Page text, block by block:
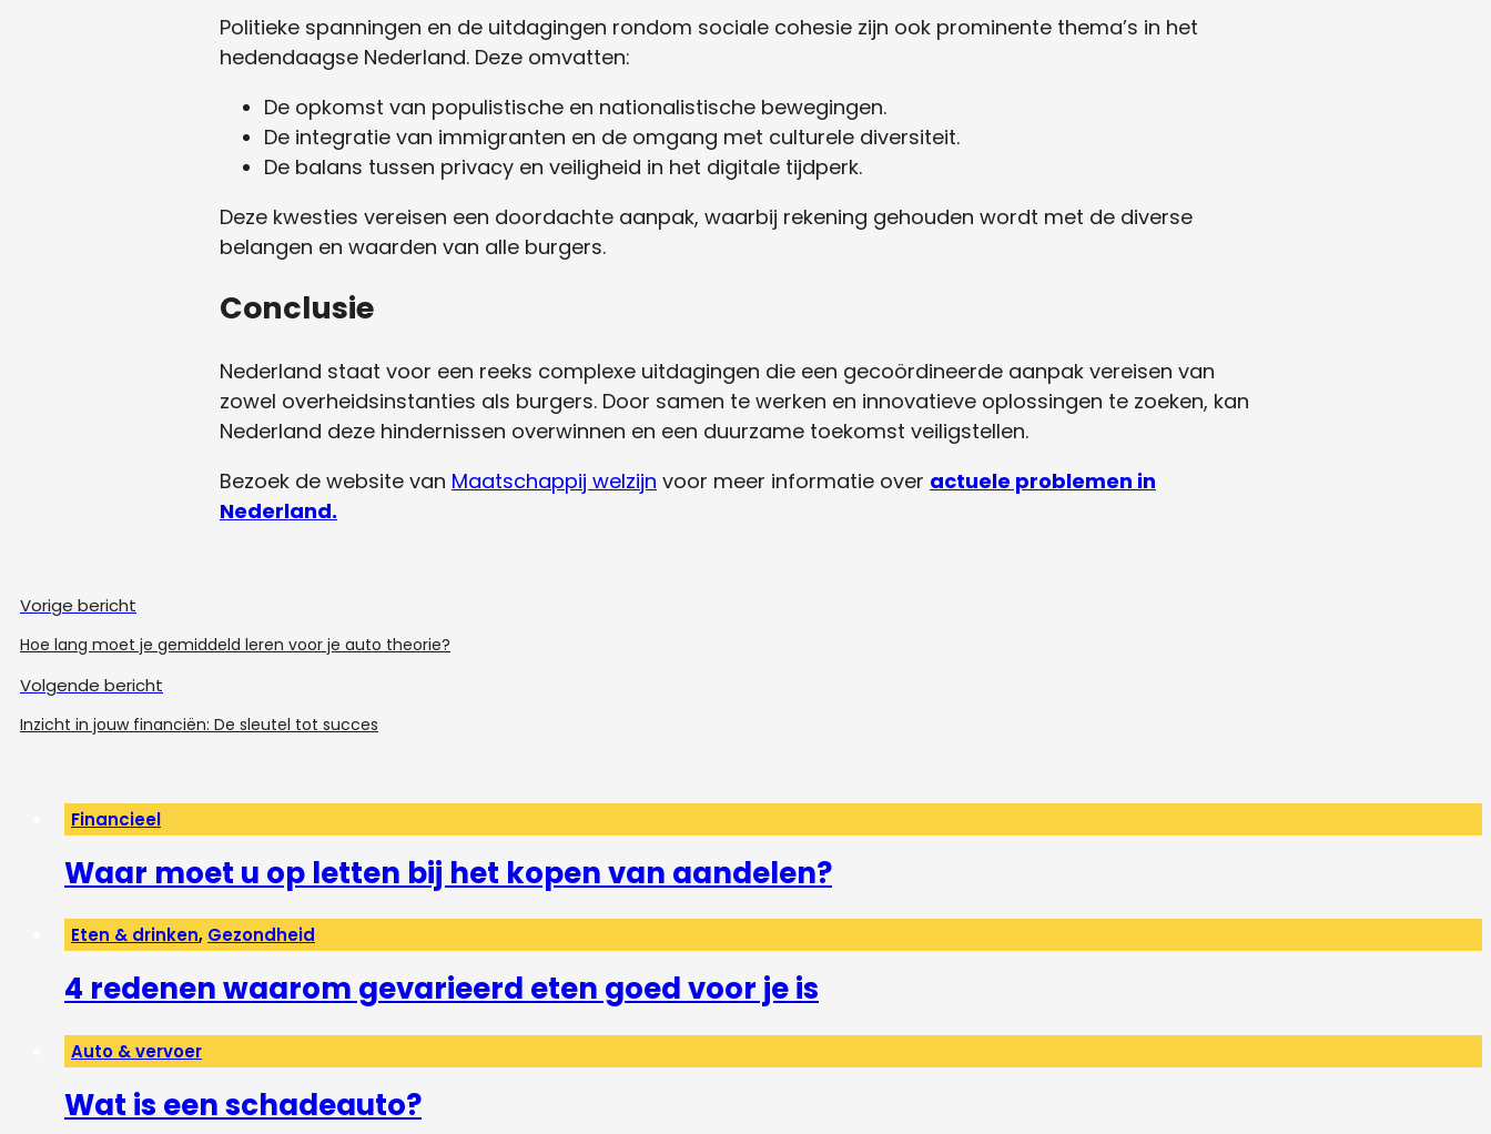
Politieke spanningen en de uitdagingen rondom sociale cohesie zijn ook prominente thema’s in het
hedendaagse Nederland. Deze omvatten:
De opkomst van populistische en nationalistische bewegingen.
De integratie van immigranten en de omgang met culturele diversiteit.
De balans tussen privacy en veiligheid in het digitale tijdperk.
Deze kwesties vereisen een doordachte aanpak, waarbij rekening gehouden wordt met de diverse
belangen en waarden van alle burgers.
Conclusie
Nederland staat voor een reeks complexe uitdagingen die een gecoördineerde aanpak vereisen van
zowel overheidsinstanties als burgers. Door samen te werken en innovatieve oplossingen te zoeken, kan
Nederland deze hindernissen overwinnen en een duurzame toekomst veiligstellen.
Bezoek de website van Maatschappij welzijn voor meer informatie over actuele problemen in
Nederland.
Vorige bericht
Hoe lang moet je gemiddeld leren voor je auto theorie?
Volgende bericht
Inzicht in jouw financiën: De sleutel tot succes
Financieel
Waar moet u op letten bij het kopen van aandelen?
Eten & drinken, Gezondheid
4 redenen waarom gevarieerd eten goed voor je is
Auto & vervoer
Wat is een schadeauto?